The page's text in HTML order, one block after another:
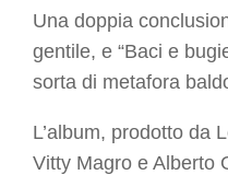
Una doppia
gentile, e “Baci e
sorta di metafora
L’album, prodotto da
Vitty Magro e Alberto